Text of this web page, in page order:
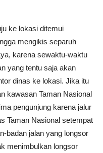
ke lokasi ditemui
mengikis separuh
karena sewaktu-waktu
yang tentu saja akan
dinas ke lokasi. Jika itu
kawasan Taman Nasional
pengunjung karena jalur
Taman Nasional setempat
badan jalan yang longsor
menimbulkan longsor